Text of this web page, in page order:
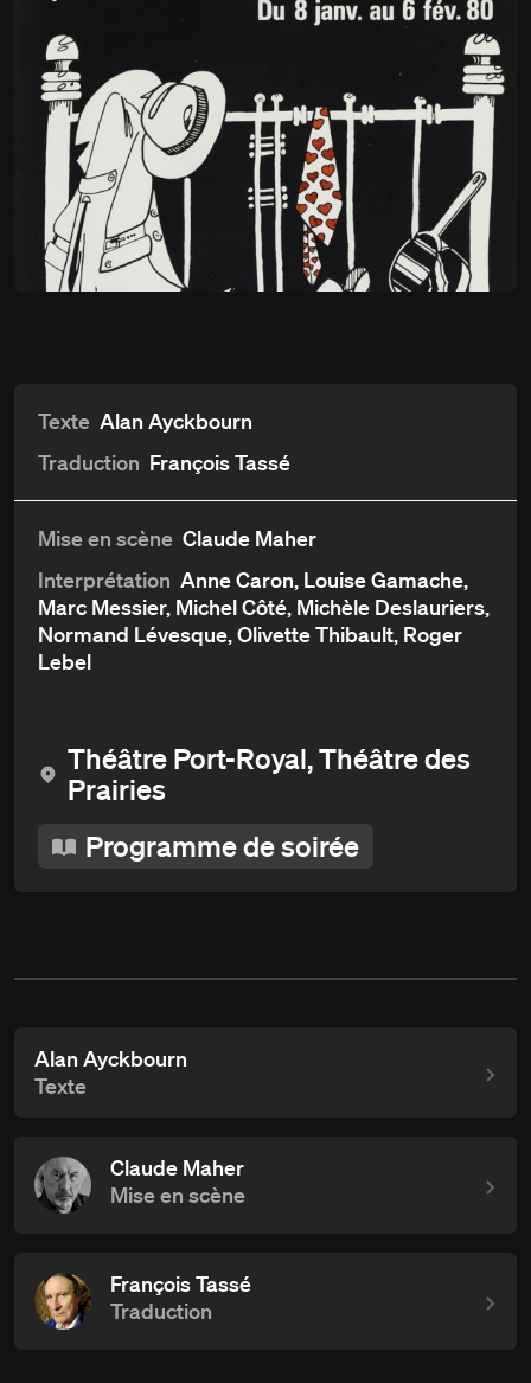
Texte Alan Ayckbourn
Traduction François Tassé
Mise en scène Claude Maher
Interprétation Anne Caron, Louise Gamache,
Marc Messier, Michel Côté, Michèle Deslauriers,
Normand Lévesque, Olivette Thibault, Roger
Lebel
Théâtre Port-Royal, Théâtre des
Prairies
Programme de soirée
Alan Ayckbourn
Texte
Claude Maher
Mise en scène
François Tassé
Traduction